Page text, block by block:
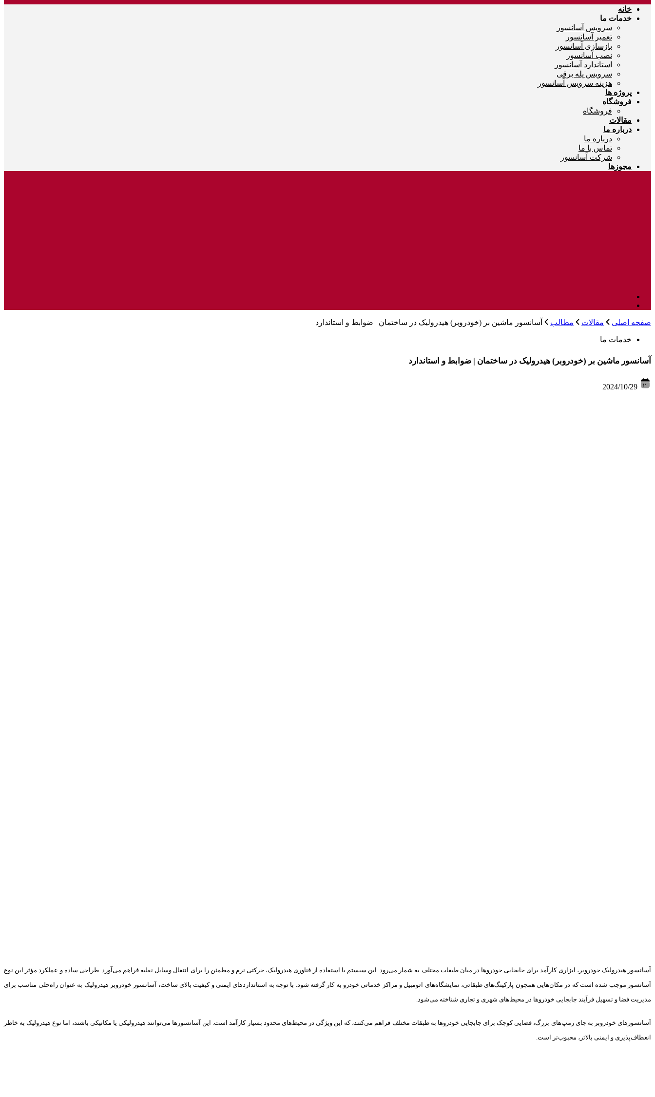
خانه
خدمات ما
سرویس آسانسور
تعمیر آسانسور
بازسازی آسانسور
نصب آسانسور
استاندارد آسانسور
سرویس پله برقی
هزینه سرویس آسانسور
پروژه ها
فروشگاه
فروشگاه
مقالات
درباره ما
درباره ما
تماس با ما
شرکت آسانسور
مجوزها
صفحه اصلی مقالات مطالب آسانسور ماشین بر (خودروبر) هیدرولیک در ساختمان | ضوابط و استاندارد
خدمات ما
آسانسور ماشین بر (خودروبر) هیدرولیک در ساختمان | ضوابط و استاندارد
آسانسور هیدرولیک خودروبر، ابزاری کارآمد برای جابجایی خودروها در میان طبقات مختلف به شمار می‌رود. این سیستم با استفاده از فناوری هیدرولیک، حرکتی نرم و مطمئن را برای انتقال وسایل نقلیه فراهم می‌آورد. طراحی ساده و عملکرد مؤثر این نوع
آسانسور موجب شده است که در مکان‌هایی همچون پارکینگ‌های طبقاتی، نمایشگاه‌های اتومبیل و مراکز خدماتی خودرو به کار گرفته شود. با توجه به استانداردهای ایمنی و کیفیت بالای ساخت، آسانسور خودروبر هیدرولیک به عنوان راه‌حلی مناسب برای
مدیریت فضا و تسهیل فرآیند جابجایی خودروها در محیط‌های شهری و تجاری شناخته می‌شود.
آسانسورهای خودروبر به جای رمپ‌های بزرگ، فضایی کوچک برای جابجایی خودروها به طبقات مختلف فراهم می‌کنند، که این ویژگی در محیط‌های محدود بسیار کارآمد است. این آسانسورها می‌توانند هیدرولیکی یا مکانیکی باشند، اما نوع هیدرولیک به خاطر
انعطاف‌پذیری و ایمنی بالاتر، محبوب‌تر است.